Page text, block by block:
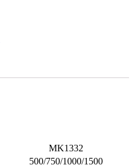
MK1332
500/750/1000/1500